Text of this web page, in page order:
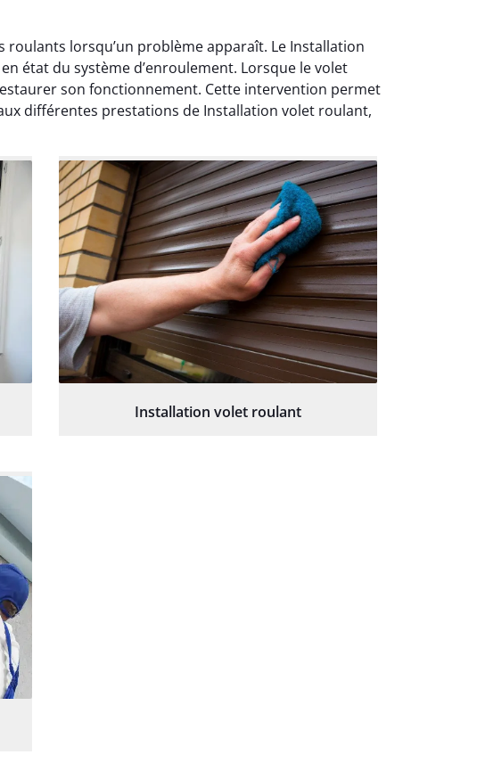
lorsqu’un problème apparaît. Le Installation
état du système d’enroulement. Lorsque le volet
son fonctionnement. Cette intervention permet
différentes prestations de Installation volet roulant,
Installation volet roulant